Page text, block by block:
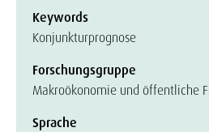
Keywords
Konjunkturprognose
Forschungsgruppe
Makroökonomie und öffentliche
Sprache